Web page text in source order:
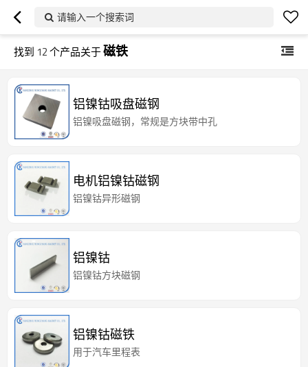
请输入一个搜索词
找到 12个产品关于磁铁
铝镍钴吸盘磁钢
铝镍吸盘磁钢，常规是方块带中孔
电机铝镍钴磁钢
铝镍钴异形磁钢
铝镍钴
铝镍钴方块磁钢
铝镍钴磁铁
用于汽车里程表